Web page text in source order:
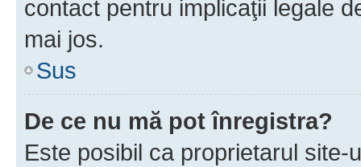
contact pentru implicaţii legale
mai jos.
Sus
De ce nu mă pot înregistra?
Este posibil ca proprietarul